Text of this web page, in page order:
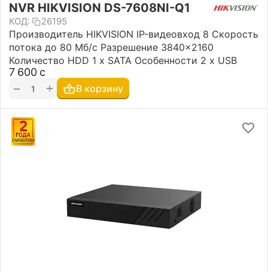
NVR HIKVISION DS-7608NI-Q1
КОД: 26195
Производитель HIKVISION IP-видеовход 8 Скорость
потока до 80 Мб/с Разрешение 3840×2160
Количество HDD 1 х SATA Особенности 2 х USB
7 600 с
+
− В корзину